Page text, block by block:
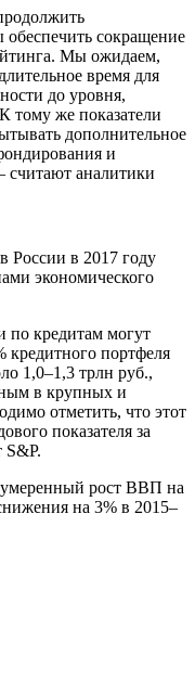
обеспечить сокращение
Мы ожидаем,
время для
до уровня,
тому же показатели
дополнительное
и
аналитики
России в 2017 году
экономического
по кредитам могут
кредитного портфеля
1,0–1,3 трлн руб.,
в крупных и
отметить, что этот
показателя за
S&P.
умеренный рост ВВП на
на 3% в 2015–